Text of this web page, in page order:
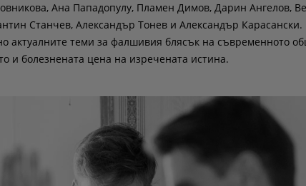
Ана Пападопулу, Пламен Димов, Дарин Ангелов,
Станчев, Александър Тонев и Александър Карасански.
актуалните теми за фалшивия блясък на съвременното
и болезнената цена на изречената истина.